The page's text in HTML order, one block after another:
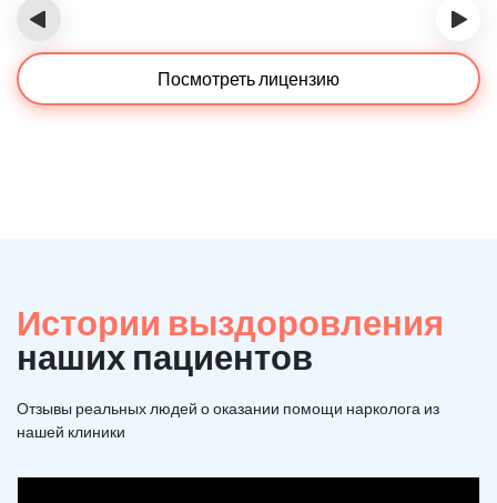
‹ ›
Посмотреть лицензию
Истории выздоровления
наших пациентов
Отзывы реальных людей о оказании помощи нарколога из
нашей клиники